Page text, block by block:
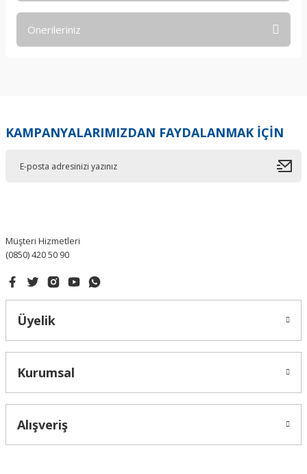
Önerileriniz
Ürün resmi kalitesiz, bozuk veya görüntülenemiyor.
KAMPANYALARIMIZDAN FAYDALANMAK İÇİN
Müşteri Hizmetleri
(0850) 420 50 90
Üyelik
Kurumsal
Alışveriş